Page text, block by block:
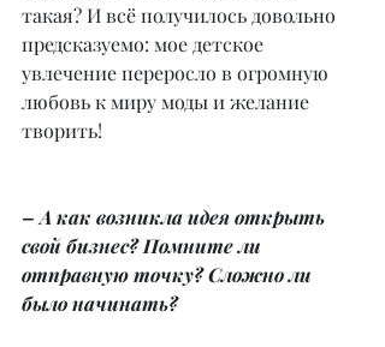
такая? И всё получилось довольно
предсказуемо: мое детское
увлечение переросло в огромную
любовь к миру моды и желание
творить!
– А как возникла идея открыть
свой бизнес? Помните ли
отправную точку? Сложно ли
было начинать?